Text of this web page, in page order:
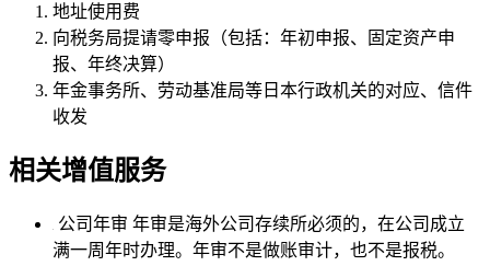
地址使用费
向税务局提请零申报（包括：年初申报、固定资产申
报、年终决算）
年金事务所、劳动基准局等日本行政机关的对应、信件
收发
相关增值服务
公司年审 年审是海外公司存续所必须的，在公司成立
满一周年时办理。年审不是做账审计，也不是报税。